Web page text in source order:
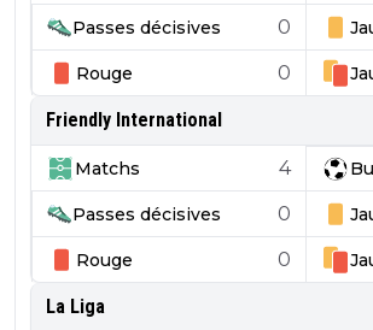
Passes décisives 0
Rouge 0
Friendly International
Matchs 4
Passes décisives 0
Rouge 0
La Liga